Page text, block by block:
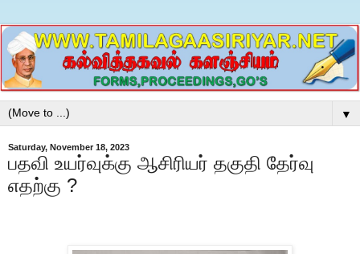
▼
Saturday, November 18, 2023
பதவி உயர்வுக்கு ஆசிரியர் தகுதி தேர்வு
எதற்கு ?